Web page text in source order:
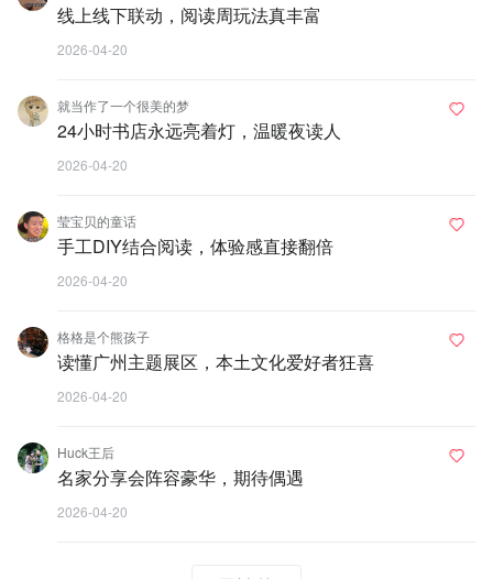
线上线下联动，阅读周玩法真丰富
2026-04-20
就当作了一个很美的梦
24小时书店永远亮着灯，温暖夜读人
2026-04-20
莹宝贝的童话
手工DIY结合阅读，体验感直接翻倍
2026-04-20
格格是个熊孩子
读懂广州主题展区，本土文化爱好者狂喜
2026-04-20
Huck王后
名家分享会阵容豪华，期待偶遇
2026-04-20